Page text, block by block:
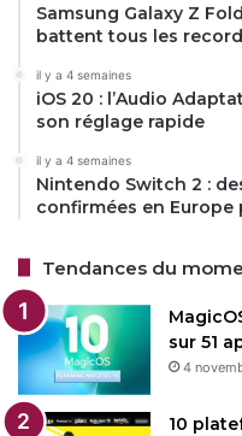
Samsung Galaxy Z
battent tous les
il y a 4 semaines
iOS 20 : l’Audio
son réglage rapide
il y a 4 semaines
Nintendo Switch 2 :
confirmées en Europe
Tendances du
sur 51
4
10